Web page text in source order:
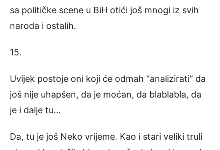
sa političke scene u BiH otići još mnogi iz svih
naroda i ostalih.
15.
Uvijek postoje oni koji će odmah “analizirati” da
još nije uhapšen, da je moćan, da blablabla, da
je i dalje tu…
Da, tu je još Neko vrijeme. Kao i stari veliki truli